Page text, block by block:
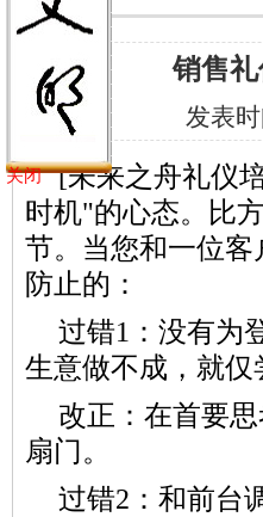
销售
发表时
[未来之舟礼仪
时机"的心态。比
节。当您和一位
防止的：
过错1：没有为
生意做不成，就仅
改正：在首要
扇门。
过错2：和前台
关闭